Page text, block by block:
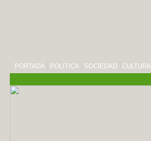
PORTADA POLITICA SOCIEDAD CULTURA